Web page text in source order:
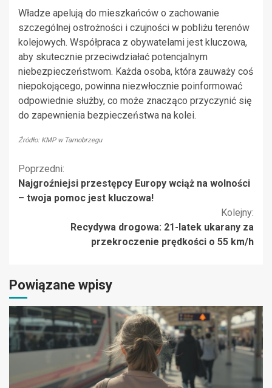
Władze apelują do mieszkańców o zachowanie
szczególnej ostrożności i czujności w pobliżu terenów
kolejowych. Współpraca z obywatelami jest kluczowa,
aby skutecznie przeciwdziałać potencjalnym
niebezpieczeństwom. Każda osoba, która zauważy coś
niepokojącego, powinna niezwłocznie poinformować
odpowiednie służby, co może znacząco przyczynić się
do zapewnienia bezpieczeństwa na kolei.
Źródło: KMP w Tarnobrzegu
Kontynuuj
czytanie
Poprzedni:
Najgroźniejsi przestępcy Europy wciąż na wolności
– twoja pomoc jest kluczowa!
Kolejny:
Recydywa drogowa: 21-latek ukarany za
przekroczenie prędkości o 55 km/h
Powiązane wpisy